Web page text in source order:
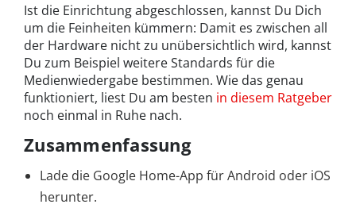
Ist die Einrichtung abgeschlossen, kannst Du Dich
um die Feinheiten kümmern: Damit es zwischen all
der Hardware nicht zu unübersichtlich wird, kannst
Du zum Beispiel weitere Standards für die
Medienwiedergabe bestimmen. Wie das genau
funktioniert, liest Du am besten in diesem Ratgeber
noch einmal in Ruhe nach.
Zusammenfassung
Lade die Google Home-App für Android oder iOS
herunter.